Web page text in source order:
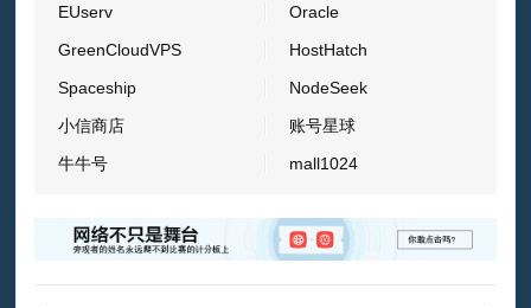
EUserv
Oracle
GreenCloudVPS
HostHatch
Spaceship
NodeSeek
小信商店
账号星球
牛牛号
mall1024